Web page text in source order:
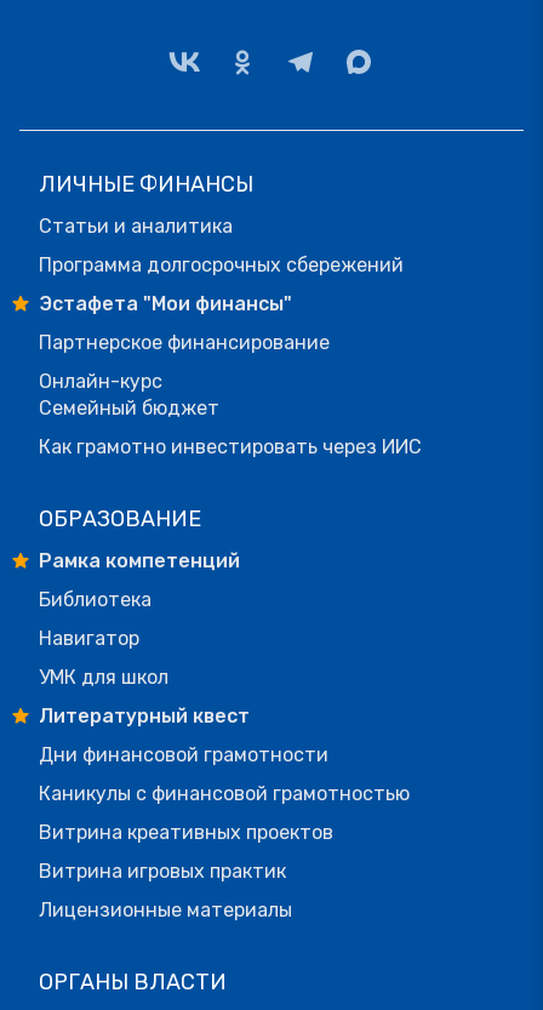
ЛИЧНЫЕ ФИНАНСЫ
Статьи и аналитика
Программа долгосрочных сбережений
Эстафета "Мои финансы"
Партнерское финансирование
Онлайн-курс
Семейный бюджет
Как грамотно инвестировать через ИИС
ОБРАЗОВАНИЕ
Рамка компетенций
Библиотека
Навигатор
УМК для школ
Литературный квест
Дни финансовой грамотности
Каникулы с финансовой грамотностью
Витрина креативных проектов
Витрина игровых практик
Лицензионные материалы
ОРГАНЫ ВЛАСТИ